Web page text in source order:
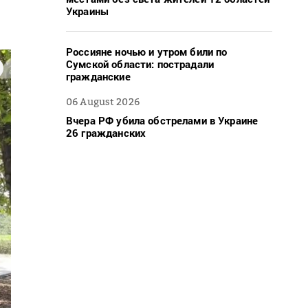
Украины
Россияне ночью и утром били по
Сумской области: пострадали
гражданские
06 August 2026
Вчера РФ убила обстрелами в Украине
26 гражданских